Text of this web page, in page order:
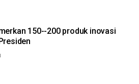
150--200 produk inovasi